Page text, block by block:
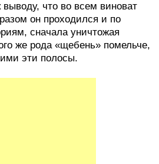
что во всем виноват
он проходился и по
сначала уничтожая
же рода «щебень» помельче,
эти полосы.